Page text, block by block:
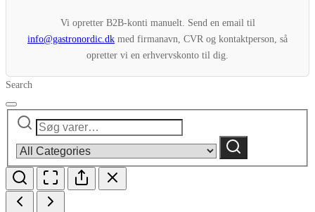
Vi opretter B2B-konti manuelt. Send en email til
info@gastronordic.dk med firmanavn, CVR og kontaktperson, så
opretter vi en erhvervskonto til dig.
Search
Søg
category:
Søg